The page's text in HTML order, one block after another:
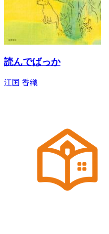
読んでばっか
江国 香織